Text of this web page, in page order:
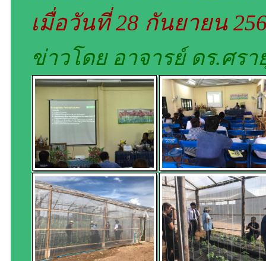
เมื่อวันที่ 28 กันยายน
ข่าวโดย อาจารย์ ดร.ศร